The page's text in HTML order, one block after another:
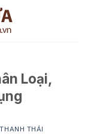
Loại,
THÁI